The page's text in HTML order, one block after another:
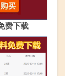
费下载